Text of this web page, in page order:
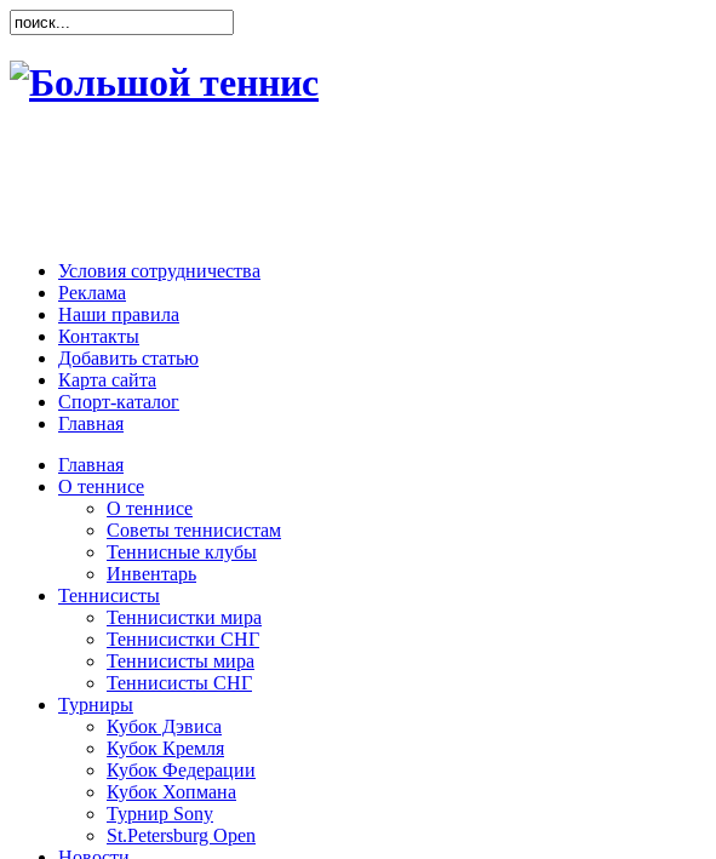
Условия сотрудничества
Реклама
Наши правила
Контакты
Добавить статью
Карта сайта
Спорт-каталог
Главная
Главная
О теннисе
О теннисе
Советы теннисистам
Теннисные клубы
Инвентарь
Теннисисты
Теннисистки мира
Теннисистки СНГ
Теннисисты мира
Теннисисты СНГ
Турниры
Кубок Дэвиса
Кубок Кремля
Кубок Федерации
Кубок Хопмана
Турнир Sony
St.Petersburg Open